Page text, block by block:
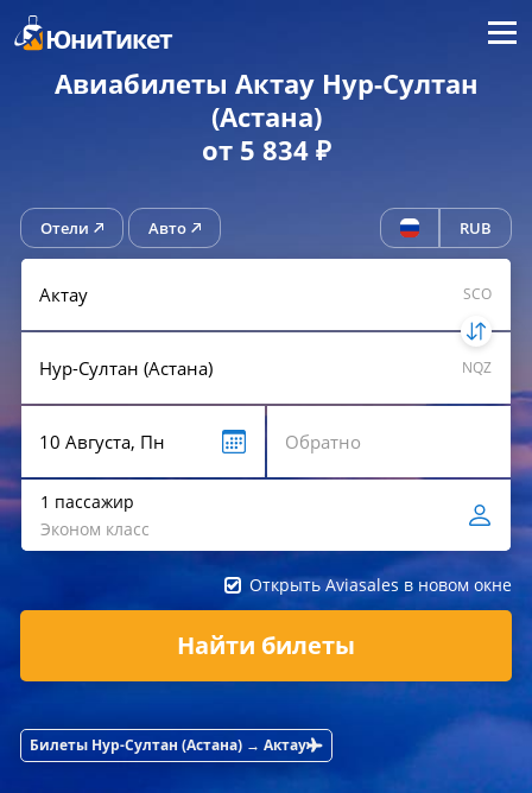
ЮниТикет Меню
Авиабилеты Актау Нур-Султан
(Астана)
от 5 834 ₽
Отели Авто RUB
SCO
NQZ
1 пассажир
Эконом класс
Открыть Aviasales в новом окне
Найти билеты
Билеты Нур-Султан (Астана) → Актау